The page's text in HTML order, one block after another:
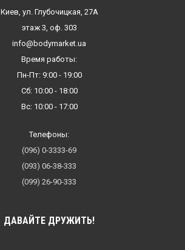
Киев, ул. Глубочицкая, 27А
этаж 3, оф. 303
info@bodymarket.ua
Время работы:
Пн-Пт: 9:00 - 19:00
Сб: 10:00 - 18:00
Вс: 10:00 - 17:00
Телефоны:
(096) 0-3333-69
(093) 06-38-333
(099) 26-90-333
ДАВАЙТЕ ДРУЖИТЬ!